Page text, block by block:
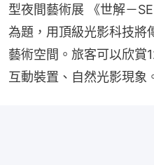
型夜間藝術展 《世解－
為題，用頂級光影科技將
藝術空間。旅客可以欣賞
互動裝置、自然光影現象